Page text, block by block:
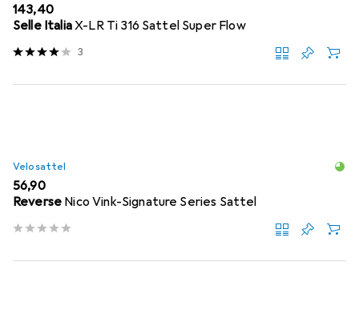
EUR
143,40
Selle ItaliaX-LR Ti 316 Sattel Super Flow
3
Velosattel
EUR
56,90
Reverse Nico Vink-Signature Series Sattel